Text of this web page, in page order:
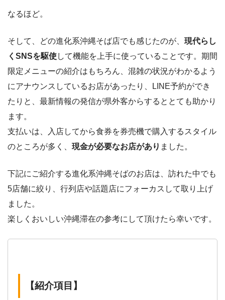
なるほど。
そして、どの進化系沖縄そば店でも感じたのが、 現代らし
くSNSを駆使して機能を上手に使っていることです。期間
限定メニューの紹介はもちろん、混雑の状況がわかるよう
にアナウンスしているお店があったり、LINE予約ができ
たりと、最新情報の発信が県外客からするととても助かり
ます。
支払いは、入店してから食券を券売機で購入するスタイル
のところが多く、 現金が必要なお店があり ました。
下記にご紹介する進化系沖縄そばのお店は、訪れた中でも
5店舗に絞り、行列店や話題店にフォーカスして取り上げ
ました。
楽しくおいしい沖縄滞在の参考にして頂けたら幸いです。
【紹介項目】